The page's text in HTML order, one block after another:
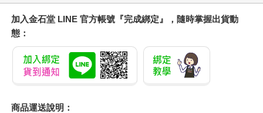
加入金石堂 LINE 官方帳號『完成綁定』，隨時掌握出貨動
態：
商品運送說明：